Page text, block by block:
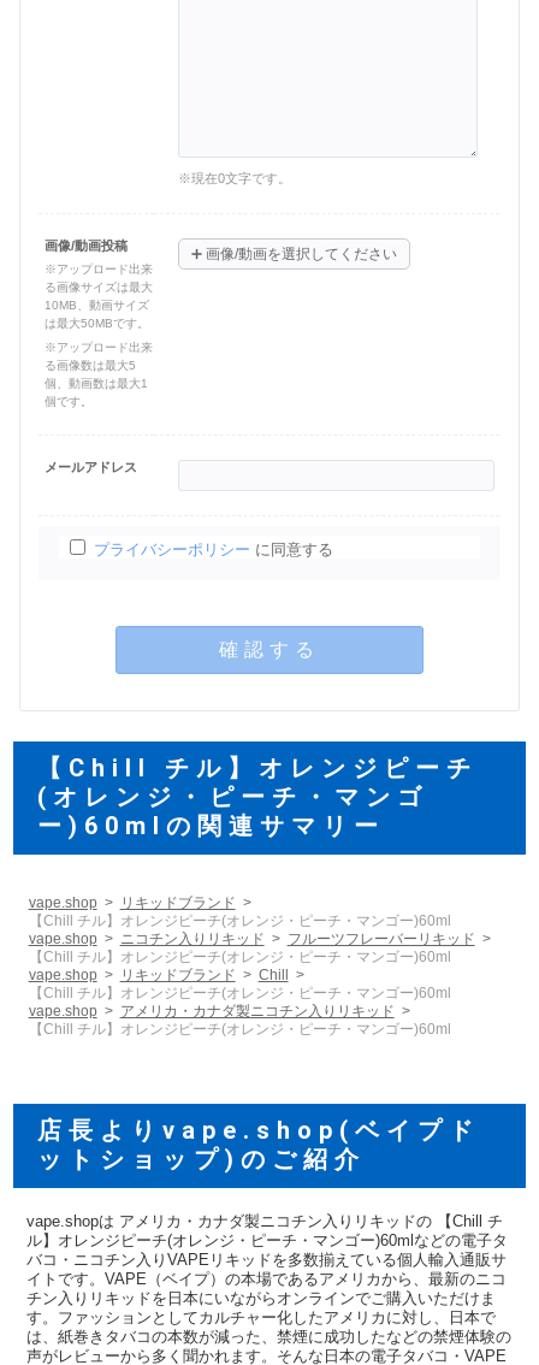
※現在0文字です。
画像/動画投稿
※アップロード出来
る画像サイズは最大
10MB、動画サイズ
は最大50MBです。
※アップロード出来
る画像数は最大5
個、動画数は最大1
個です。
➕ 画像/動画を選択してください
メールアドレス
プライバシーポリシー に同意する
確認する
【Chill チル】オレンジピーチ
(オレンジ・ピーチ・マンゴ
ー)60mlの関連サマリー
vape.shop
リキッドブランド
【Chill チル】オレンジピーチ(オレンジ・ピーチ・マンゴー)60ml
vape.shop
ニコチン入りリキッド
フルーツフレーバーリキッド
【Chill チル】オレンジピーチ(オレンジ・ピーチ・マンゴー)60ml
vape.shop
リキッドブランド
Chill
【Chill チル】オレンジピーチ(オレンジ・ピーチ・マンゴー)60ml
vape.shop
アメリカ・カナダ製ニコチン入りリキッド
【Chill チル】オレンジピーチ(オレンジ・ピーチ・マンゴー)60ml
店長よりvape.shop(ベイプド
ットショップ)のご紹介
vape.shopは アメリカ・カナダ製ニコチン入りリキッドの 【Chill チ
ル】オレンジピーチ(オレンジ・ピーチ・マンゴー)60mlなどの電子タ
バコ・ニコチン入りVAPEリキッドを多数揃えている個人輸入通販サ
イトです。VAPE（ベイプ）の本場であるアメリカから、最新のニコ
チン入りリキッドを日本にいながらオンラインでご購入いただけま
す。ファッションとしてカルチャー化したアメリカに対し、日本で
は、紙巻きタバコの本数が減った、禁煙に成功したなどの禁煙体験の
声がレビューから多く聞かれます。そんな日本の電子タバコ・VAPE